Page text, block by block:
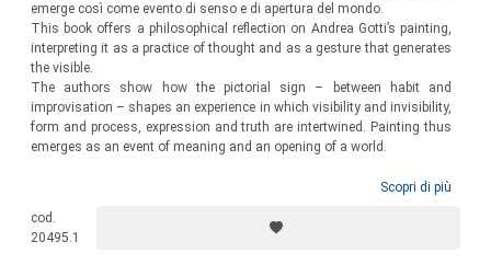
emerge così come evento di senso e di apertura del mondo.
This book offers a philosophical reflection on Andrea Gotti’s painting,
interpreting it as a practice of thought and as a gesture that generates
the visible.
The authors show how the pictorial sign – between habit and
improvisation – shapes an experience in which visibility and invisibility,
form and process, expression and truth are intertwined. Painting thus
emerges as an event of meaning and an opening of a world.
Scopri di più
cod.
20495.1